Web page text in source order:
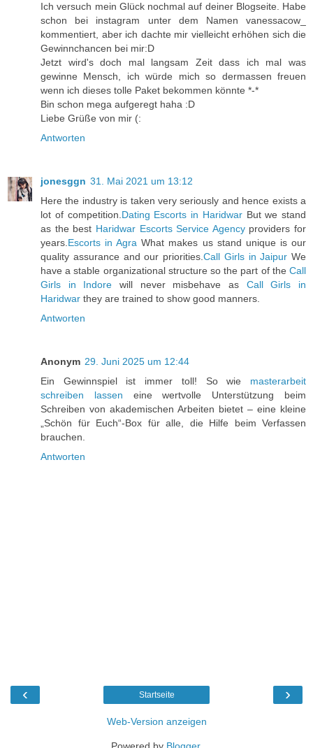
Ich versuch mein Glück nochmal auf deiner Blogseite. Habe
schon bei instagram unter dem Namen vanessacow_
kommentiert, aber ich dachte mir vielleicht erhöhen sich die
Gewinnchancen bei mir:D
Jetzt wird's doch mal langsam Zeit dass ich mal was
gewinne Mensch, ich würde mich so dermassen freuen
wenn ich dieses tolle Paket bekommen könnte *-*
Bin schon mega aufgeregt haha :D
Liebe Grüße von mir (:
Antworten
jonesggn 31. Mai 2021 um 13:12
Here the industry is taken very seriously and hence exists a
lot of competition. Dating Escorts in HaridwarBut we stand
as the best Haridwar Escorts Service Agencyproviders for
years. Escorts in Agra What makes us stand unique is our
quality assurance and our priorities. Call Girls in Jaipur We
have a stable organizational structure so the part of the Call
Girls in Indore will never misbehave as Call Girls in
Haridwar they are trained to show good manners.
Antworten
Anonym 29. Juni 2025 um 12:44
Ein Gewinnspiel ist immer toll! So wie masterarbeit
schreiben lassen eine wertvolle Unterstützung beim
Schreiben von akademischen Arbeiten bietet – eine kleine
„Schön für Euch“-Box für alle, die Hilfe beim Verfassen
brauchen.
Antworten
‹ ›
Startseite
Web-Version anzeigen
Powered by Blogger.